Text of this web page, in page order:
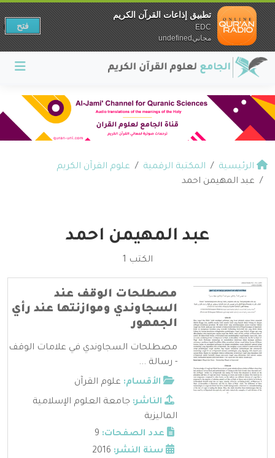
الرئيسية المكتبة الرقمية
علوم القرآن الكريم
عبد المهيمن احمد
عبد المهيمن احمد
الكتب 1
مصطلحات الوقف عند
السجاوندي وموازنتها عند رأي
الجمهور
مصطلحات السجاوندي في علامات الوقف
- رسالة ...
الأقسام: علوم القرآن
الناشر: جامعة العلوم الإسلامية
الماليزية
عدد الصفحات:
سنة النشر:
تطبيق إذاعات القرآن الكريم
EDC
مجانيundefined
فتح